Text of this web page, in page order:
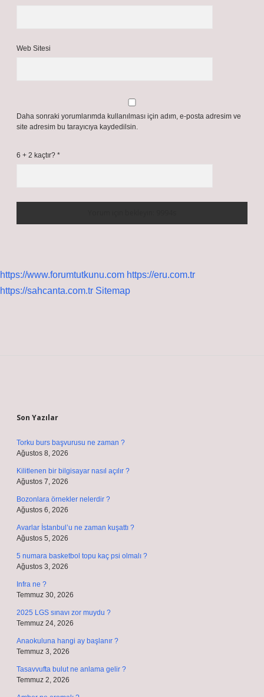
Web Sitesi
Daha sonraki yorumlarımda kullanılması için adım, e-posta adresim ve
site adresim bu tarayıcıya kaydedilsin.
6 + 2 kaçtır? *
https://www.forumtutkunu.com https://eru.com.tr
https://sahcanta.com.tr Sitemap
Son Yazılar
Torku burs başvurusu ne zaman ?
Ağustos 8, 2026
Kilitlenen bir bilgisayar nasıl açılır ?
Ağustos 7, 2026
Bozonlara örnekler nelerdir ?
Ağustos 6, 2026
Avarlar İstanbul’u ne zaman kuşattı ?
Ağustos 5, 2026
5 numara basketbol topu kaç psi olmalı ?
Ağustos 3, 2026
Infra ne ?
Temmuz 30, 2026
2025 LGS sınavı zor muydu ?
Temmuz 24, 2026
Anaokuluna hangi ay başlanır ?
Temmuz 3, 2026
Tasavvufta bulut ne anlama gelir ?
Temmuz 2, 2026